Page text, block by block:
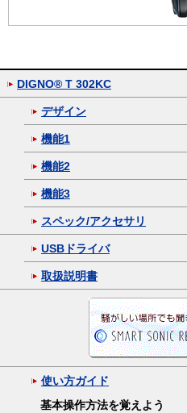
DIGNO® T 302KC
デザイン
機能1
機能2
機能3
スペック/アクセサリ
USBドライバ
取扱説明書
使い方ガイド
基本操作方法を覚えよう